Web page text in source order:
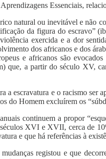
Essenciais,
natural ou inevitável e
da figura do escravo”
exercida e a dor
dos africanos e dos
e africanos são
que, a partir do século XV,
escravatura e o racismo
do Homem excluírem os
continuem a propor
XVI e XVII, cerca de
e que há referências à
registou e que